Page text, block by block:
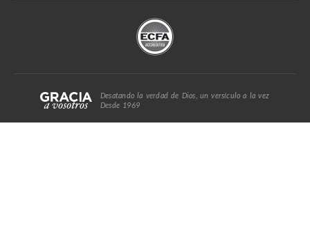
Desatando la verdad de Dios, un versículo a la vez
Desde 1969